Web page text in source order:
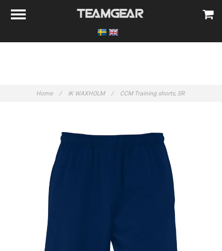
Home / IK WAXHOLM / CCM Training shorts, SR